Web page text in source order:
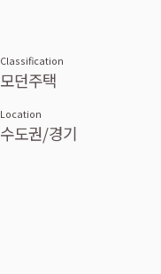
Classification
모던주택
Location
수도권/경기